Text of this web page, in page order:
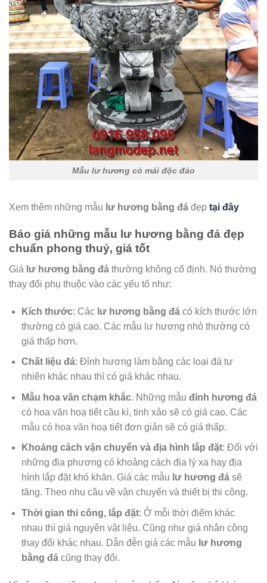
Mẫu lư hương có mái độc đáo
Xem thêm những mẫu lư hương bằng đá đẹp tại đây
Báo giá những mẫu lư hương bằng đá đẹp
chuẩn phong thuỷ, giá tốt
Giá lư hương bằng đá thường không cố định. Nó thường
thay đổi phụ thuộc vào các yếu tố như:
Kích thước: Các lư hương bằng đácó kích thước lớn
thường có giá cao. Các mẫu lư hương nhỏ thường có
giá thấp hơn.
Chất liệu đá: Đỉnh hương làm bằng các loại đá tự
nhiên khác nhau thì có giá khác nhau.
Mẫu hoa văn chạm khắc. Những mẫu đỉnh hương đá
có hoa văn hoạ tiết cầu kì, tinh xảo sẽ có giá cao. Các
mẫu có hoa văn hoạ tiết đơn giản sẽ có giá thấp.
Khoảng cách vận chuyển và địa hình lắp đặt: Đối với
những địa phương có khoảng cách địa lý xa hay địa
hình lắp đặt khó khăn. Giá các mẫu lư hương đá sẽ
tăng. Theo nhu cầu về vận chuyển và thiết bị thi công.
Thời gian thi công, lắp đặt: Ở mỗi thời điểm khác
nhau thì giá nguyên vật liệu. Cũng như giá nhân công
thay đổi khác nhau. Dẫn đễn giá các mẫu lư hương
bằng đácũng thay đổi.